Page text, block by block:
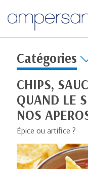
Catégories
CHIPS,
QUAND LE
NOS
Épice ou artifice ?